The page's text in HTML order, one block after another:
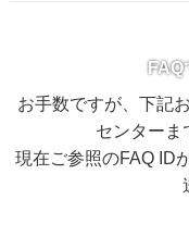
お手数ですが、下記
センターま
現在ご参照のFAQ ID